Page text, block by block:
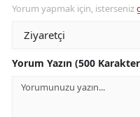
Yorum yapmak için, isterseniz
Yorum Yazın (500